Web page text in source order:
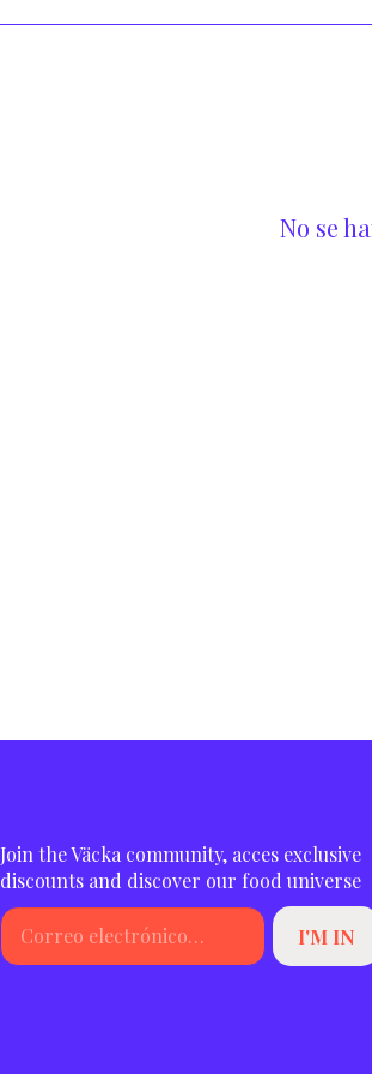
No se
Join the Väcka community, acces exclusive
discounts and discover our food universe